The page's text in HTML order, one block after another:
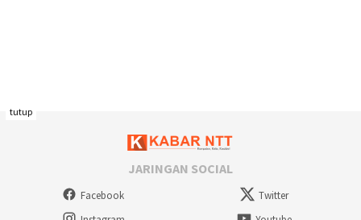
JARINGAN SOCIAL
Facebook
Twitter
tutup